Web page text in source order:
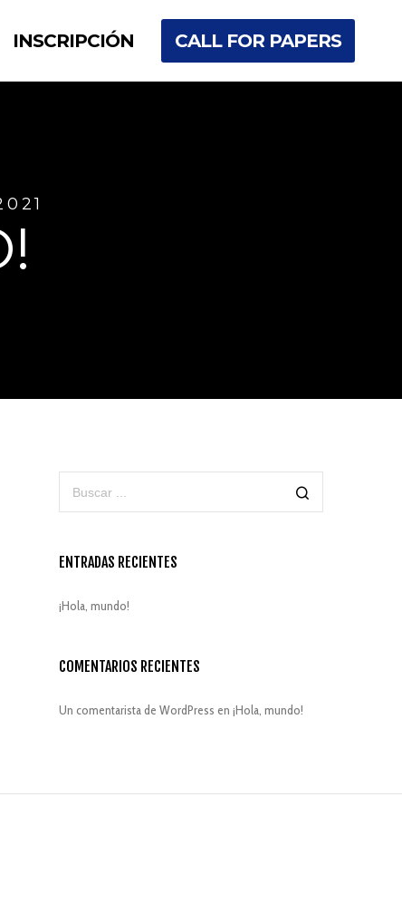
INSCRIPCIÓN CALL FOR PAPERS
ENTRADAS RECIENTES
¡Hola, mundo!
COMENTARIOS RECIENTES
Un comentarista de WordPress en ¡Hola, mundo!